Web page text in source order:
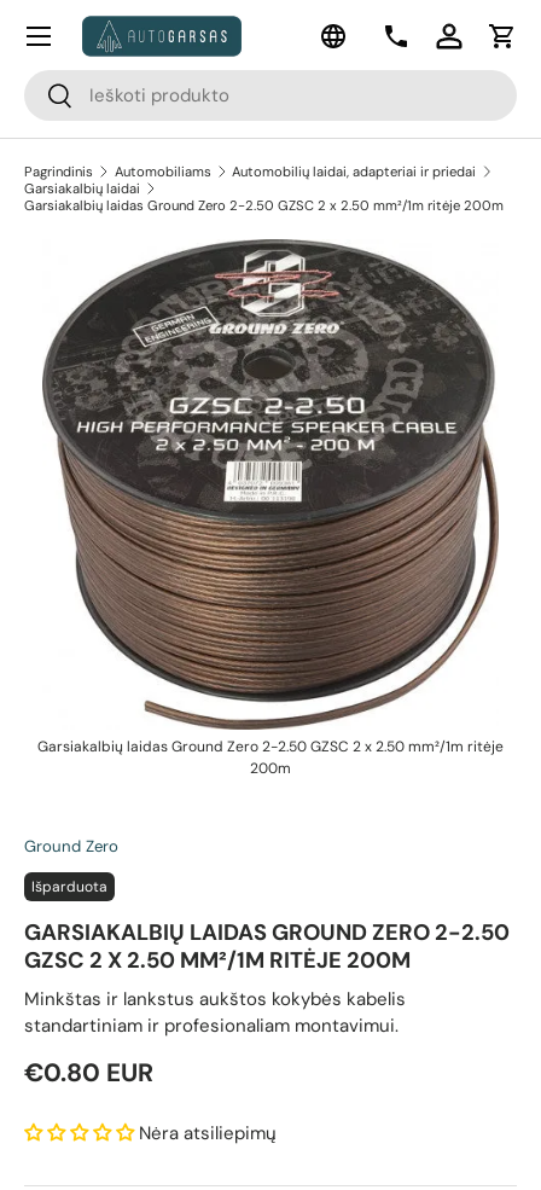
Pereiti prie turinio
Paieška
Paieška
Kalba
KontaktaiPrisijungti
Meniu
Pagrindinis Automobiliams
Automobilių laidai, adapteriai ir priedai
Garsiakalbių laidai
Garsiakalbių laidas Ground Zero 2-2.50 GZSC 2 x 2.50 mm²/1m ritėje 200m
Pereiti prie prekės informacijos
Garsiakalbių laidas Ground Zero 2-2.50 GZSC 2 x 2.50 mm²/1m ritėje
200m
Ground Zero
Išparduota
GARSIAKALBIŲ LAIDAS GROUND ZERO 2-2.50
GZSC 2 X 2.50 MM²/1M RITĖJE 200M
Minkštas ir lankstus aukštos kokybės kabelis
standartiniam ir profesionaliam montavimui.
Reguliari kaina
€0.80 EUR
Nėra atsiliepimų